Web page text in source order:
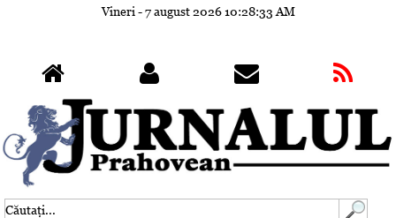
Vineri - 7 august 202610:28:36 AM